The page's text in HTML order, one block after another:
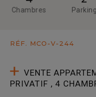
Chambres Parking
RÉF. MCO-V-244
VENTE
PRIVATIF , 4